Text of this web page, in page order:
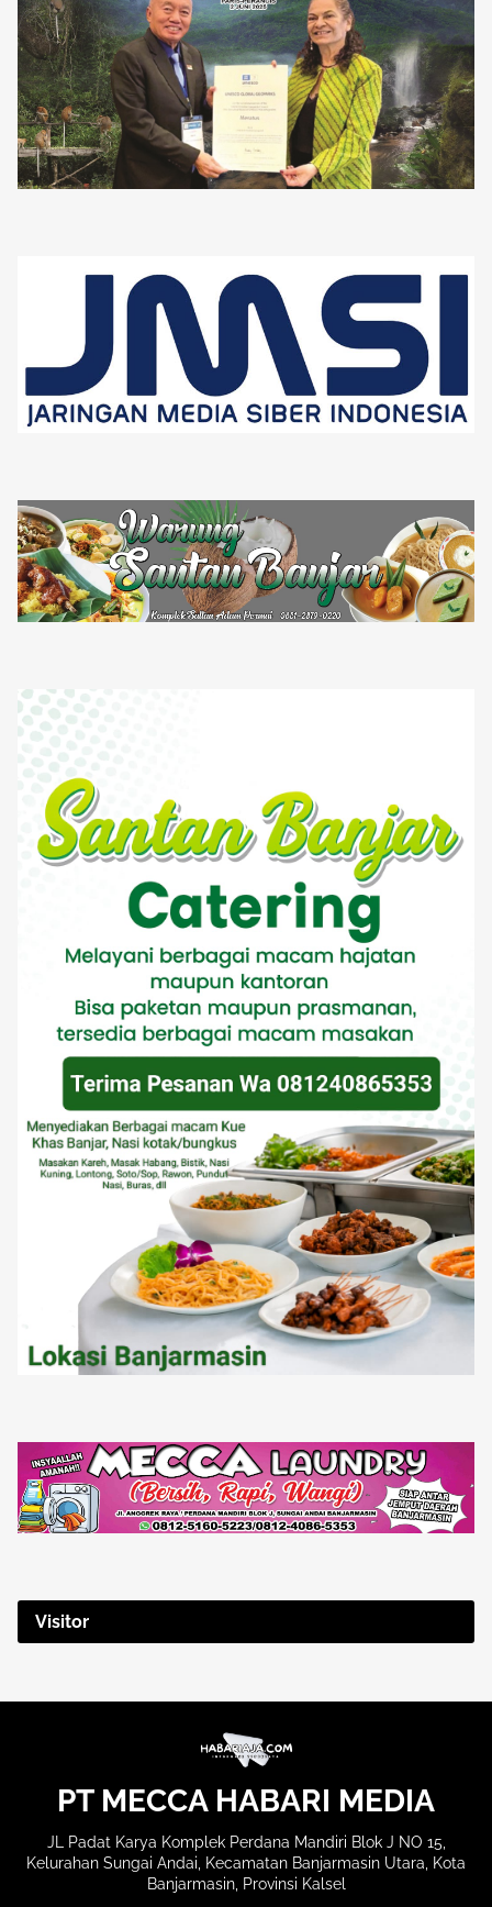
Visitor
PT MECCA HABARI MEDIA
JL Padat Karya Komplek Perdana Mandiri Blok J NO 15,
Kelurahan Sungai Andai, Kecamatan Banjarmasin Utara, Kota
Banjarmasin, Provinsi Kalsel